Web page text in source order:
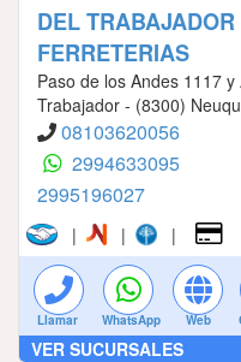
DEL TRABAJADOR
FERRETERIAS
Paso de los Andes 1117 y
Trabajador - (8300)
08103620056
2994633095
2995196027
| | |
Llamar WhatsApp Web
VER SUCURSALES